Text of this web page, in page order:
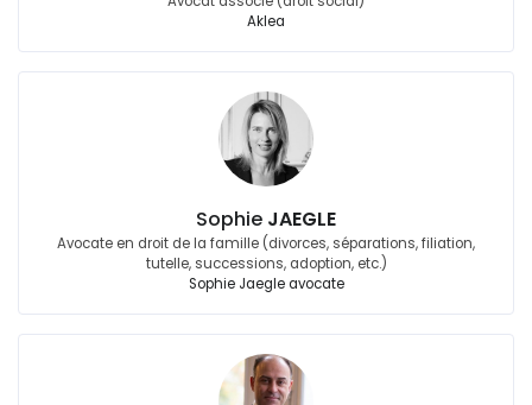
Aklea
Sophie JAEGLE
Avocate en droit de la famille (divorces, séparations, filiation,
tutelle, successions, adoption, etc.)
Sophie Jaegle avocate